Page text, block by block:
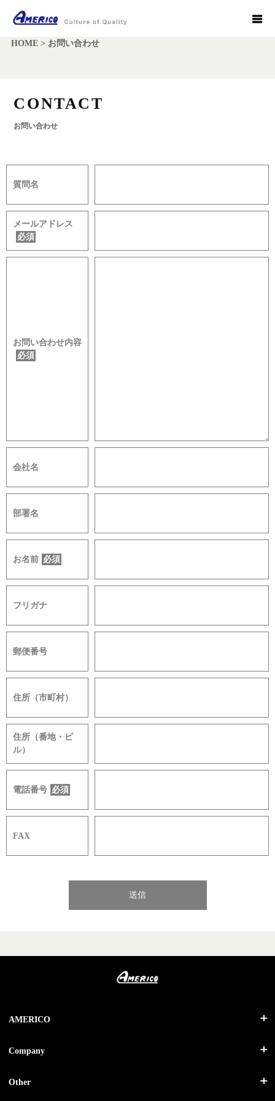
HOME> お問い合わせ
CONTACT
お問い合わせ
質問名
メールアドレス
必須
お問い合わせ内容
必須
会社名
部署名
お名前 必須
フリガナ
郵便番号
住所（市町村）
住所（番地・ビ
ル）
電話番号 必須
FAX
AMERICO
HOME
SOFT SERVE
輸入食品・菓子
Company
会社概要
Other